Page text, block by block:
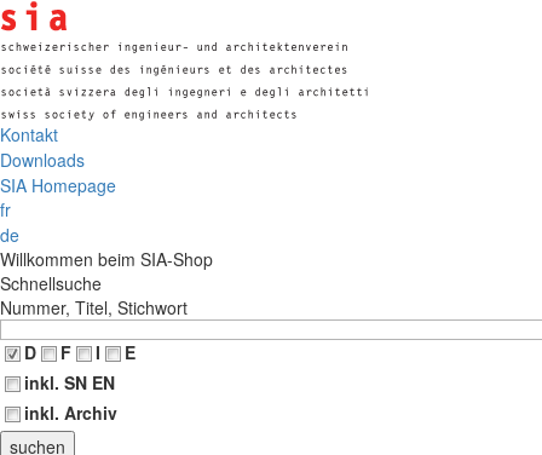
Kontakt
Downloads
SIA Homepage
fr
de
Willkommen beim SIA-Shop
Schnellsuche
Nummer, Titel, Stichwort
D
F I
E
inkl. SN EN
inkl. Archiv